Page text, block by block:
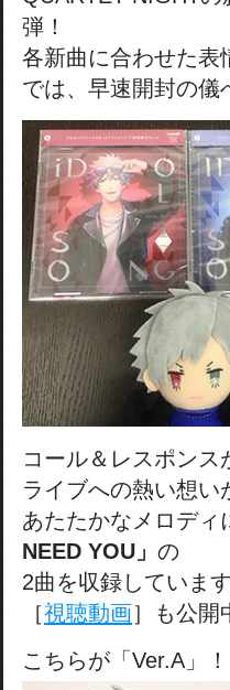
弾！
各新曲に合わせた表
では、早速開封の儀
コール＆レスポンス
ライブへの熱い想い
あたたかなメロディ
NEED YOU」 の
2曲を収録しています
［視聴動画］も公開
こちらが「Ver.A」！